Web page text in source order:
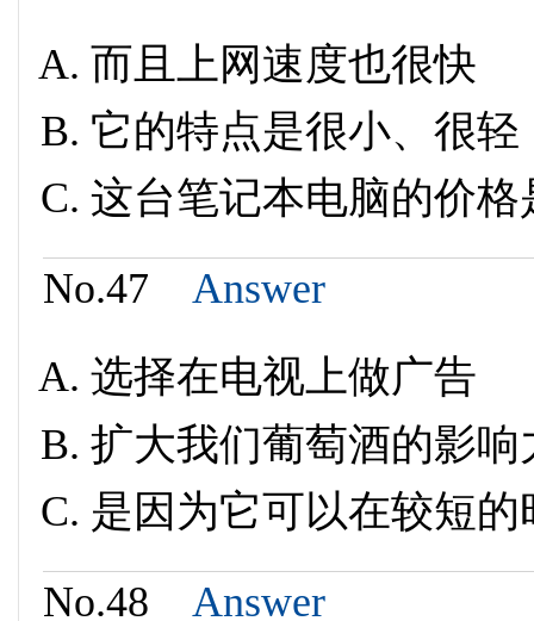
而且上网速度也很快
它的特点是很小、很轻
这台笔记本电脑的价格
No.47 Answer
选择在电视上做广告
扩大我们葡萄酒的影响
是因为它可以在较短的
No.48 Answer